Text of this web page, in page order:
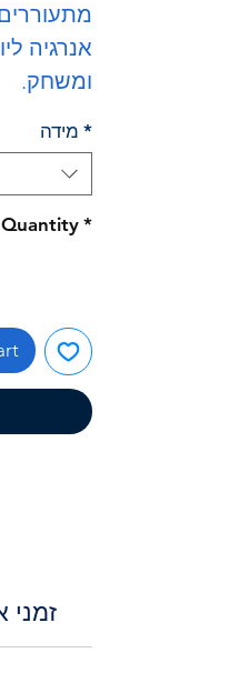
אנרגיה
ומשחק.
מידה *
Quantity *